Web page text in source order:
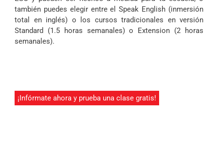
también puedes elegir entre el Speak English (inmersión
total en inglés) o los cursos tradicionales en versión
Standard (1.5 horas semanales) o Extension (2 horas
semanales).
¡Infórmate ahora y prueba una clase gratis!